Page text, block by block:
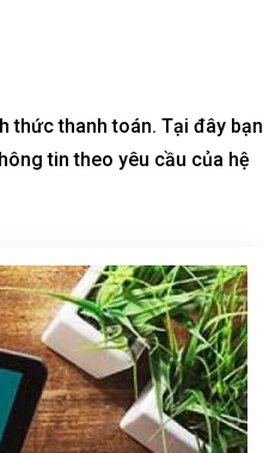
thức thanh toán. Tại đây bạn
tin theo yêu cầu của hệ